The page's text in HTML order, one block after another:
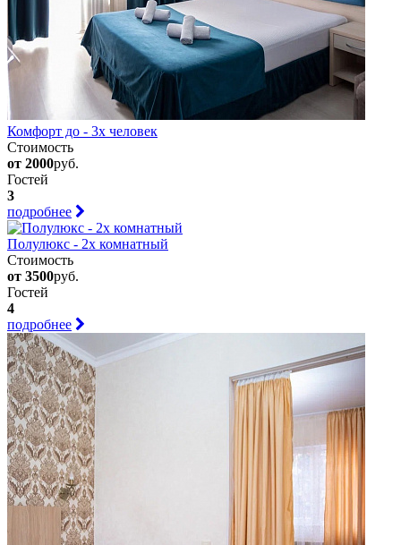
Комфорт до - 3х человек
Стоимость
от 2000руб.
Гостей
3
подробнее
Полулюкс - 2х комнатный
Стоимость
от 3500руб.
Гостей
4
подробнее